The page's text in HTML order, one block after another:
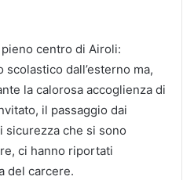
centro di Airoli:
dall’esterno ma,
la calorosa accoglienza di
il passaggio dai
che si sono
ci hanno riportati
del carcere.